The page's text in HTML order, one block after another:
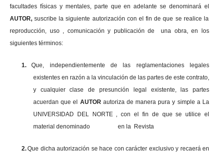
facultades físicas y mentales, parte que en adelante se denominará el
AUTOR,suscribe la siguiente autorización con el fin de que se realice la
reproducción, uso , comunicación y publicación de una obra, en los
siguientes términos:
1.
Que, independientemente de las reglamentaciones legales
existentes en razón a la vinculación de las partes de este contrato,
y cualquier clase de presunción legal existente, las partes
acuerdan que el AUTOR autoriza de manera pura y simple a La
UNIVERSIDAD DEL NORTE , con el fin de que se utilice el
material denominado en la Revista
2.Que dicha autorización se hace con carácter exclusivo y recaerá en